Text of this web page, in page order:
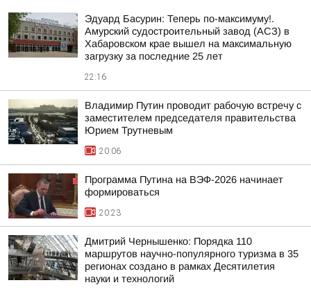
Эдуард Басурин: Теперь по-максимуму!.
Амурский судостроительный завод (АСЗ) в
Хабаровском крае вышел на максимальную
загрузку за последние 25 лет
22:16
Владимир Путин проводит рабочую встречу с
заместителем председателя правительства
Юрием Трутневым
20:06
Программа Путина на ВЭФ-2026 начинает
формироваться
20:23
Дмитрий Чернышенко: Порядка 110
маршрутов научно-популярного туризма в 35
регионах создано в рамках Десятилетия
науки и технологий